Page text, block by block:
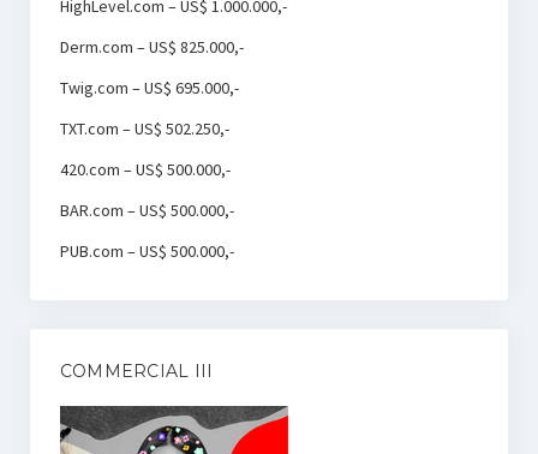
HighLevel.com – US$ 1.000.000,-
Derm.com – US$ 825.000,-
Twig.com – US$ 695.000,-
TXT.com – US$ 502.250,-
420.com – US$ 500.000,-
BAR.com – US$ 500.000,-
PUB.com – US$ 500.000,-
COMMERCIAL III